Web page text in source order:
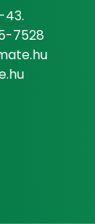
43.
7528